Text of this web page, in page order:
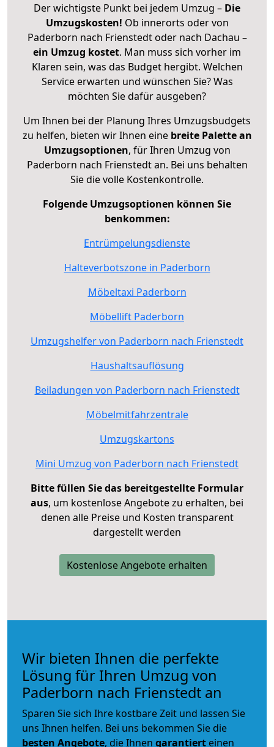
Der wichtigste Punkt bei jedem Umzug – Die
Umzugskosten! Ob innerorts oder von
Paderborn nach Frienstedt oder nach Dachau –
ein Umzug kostet. Man muss sich vorher im
Klaren sein, was das Budget hergibt. Welchen
Service erwarten und wünschen Sie? Was
möchten Sie dafür ausgeben?
Um Ihnen bei der Planung Ihres Umzugsbudgets
zu helfen, bieten wir Ihnen eine breite Palette an
Umzugsoptionen, für Ihren Umzug von
Paderborn nach Frienstedt an. Bei uns behalten
Sie die volle Kostenkontrolle.
Folgende Umzugsoptionen können Sie
benkommen:
Entrümpelungsdienste
Halteverbotszone in Paderborn
Möbeltaxi Paderborn
Möbellift Paderborn
Umzugshelfer von Paderborn nach Frienstedt
Haushaltsauflösung
Beiladungen von Paderborn nach Frienstedt
Möbelmitfahrzentrale
Umzugskartons
Mini Umzug von Paderborn nach Frienstedt
Bitte füllen Sie das bereitgestellte Formular
aus, um kostenlose Angebote zu erhalten, bei
denen alle Preise und Kosten transparent
dargestellt werden
Kostenlose Angebote erhalten
Wir bieten Ihnen die perfekte
Lösung für Ihren Umzug von
Paderborn nach Frienstedt an
Sparen Sie sich Ihre kostbare Zeit und lassen Sie
uns Ihnen helfen. Bei uns bekommen Sie die
besten Angebote, die Ihnen garantiert einen